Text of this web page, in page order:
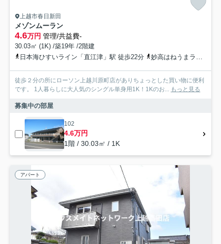
上越市春日新田
メゾンムーラン
4.6万円 管理/共益費-
30.03㎡ (1K) /築19年 /2階建
日本海ひすいライン「直江津」駅 徒歩22分
妙高はねうまライン「直江津」駅 徒歩22分
徒歩２分の所にローソン上越川原町店がありちょっとした買い物に便利
です。 1人暮らしに大人気のシングル単身用1K！1Kのお... もっと見る
募集中の部屋
102
4.6万円
1階 / 30.03㎡ / 1K
アパート